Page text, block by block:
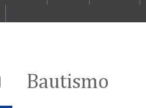
Bautismo